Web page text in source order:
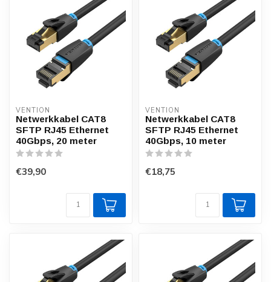
VENTION
Netwerkkabel CAT8
SFTP RJ45 Ethernet
40Gbps, 20 meter
€39,90
VENTION
Netwerkkabel CAT8
SFTP RJ45 Ethernet
40Gbps, 10 meter
€18,75